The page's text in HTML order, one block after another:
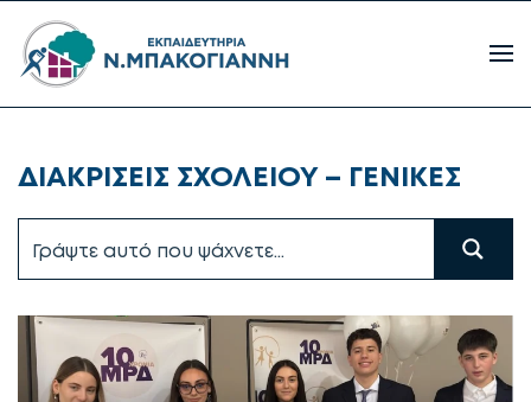
ΔΙΑΚΡΙΣΕΙΣ ΣΧΟΛΕΙΟΥ – ΓΕΝΙΚΕΣ